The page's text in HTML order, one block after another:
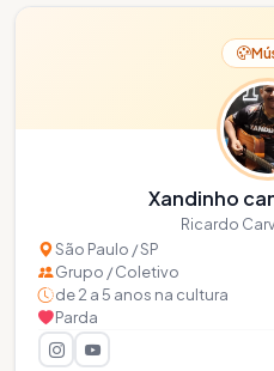
Xandinho
Ricardo
São Paulo / SP
Grupo / Coletivo
de 2 a 5 anos na cultura
Parda